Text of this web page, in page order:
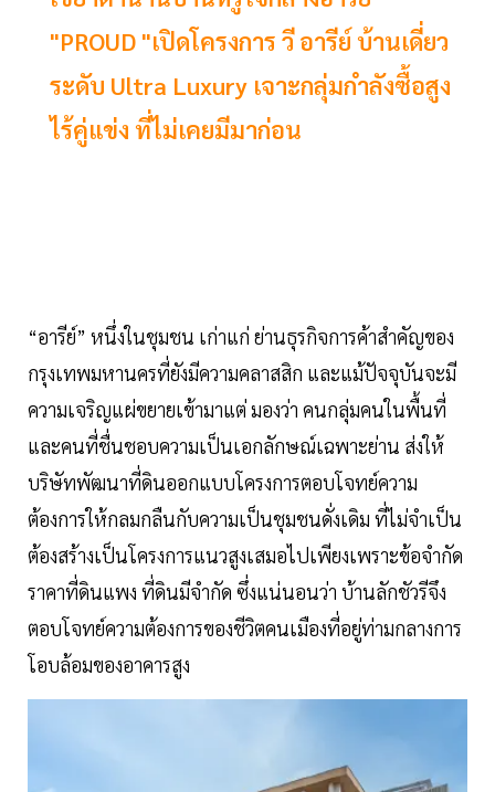
"PROUD "เปิดโครงการ วี อารีย์ บ้านเดี่ยว
ระดับ Ultra Luxury เจาะกลุ่มกำลังซื้อสูง
ไร้คู่แข่ง ที่ไม่เคยมีมาก่อน
“อารีย์” หนึ่งในชุมชน เก่าแก่ ย่านธุรกิจการค้าสำคัญของ
กรุงเทพมหานครที่ยังมีความคลาสสิก และแม้ปัจจุบันจะมี
ความเจริญแผ่ขยายเข้ามาแต่ มองว่า คนกลุ่มคนในพื้นที่
และคนที่ชื่นชอบความเป็นเอกลักษณ์เฉพาะย่าน ส่งให้
บริษัทพัฒนาที่ดินออกแบบโครงการตอบโจทย์ความ
ต้องการให้กลมกลืนกับความเป็นชุมชนดั่งเดิม ที่ไม่จำเป็น
ต้องสร้างเป็นโครงการแนวสูงเสมอไปเพียงเพราะข้อจำกัด
ราคาที่ดินแพง ที่ดินมีจำกัด ซึ่งแน่นอนว่า บ้านลักชัวรีจึง
ตอบโจทย์ความต้องการของชีวิตคนเมืองที่อยู่ท่ามกลางการ
โอบล้อมของอาคารสูง